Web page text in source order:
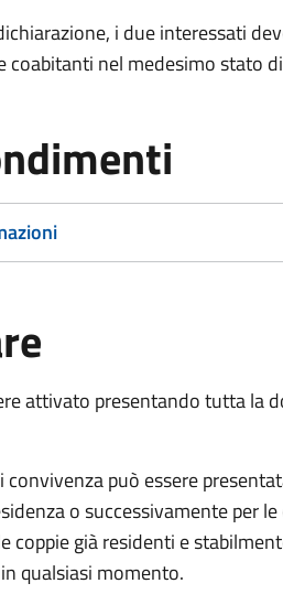
i due interessati
coabitanti nel medesimo stato
attivato presentando tutta la
convivenza può essere
o successivamente per
coppie già residenti e
qualsiasi momento.